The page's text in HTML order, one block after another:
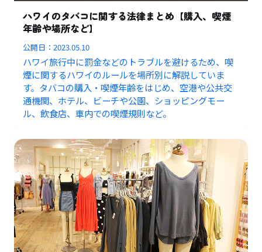
ハワイのタバコに関する法律まとめ【購入、喫煙
年齢や場所など】
公開日：2023.05.10
ハワイ旅行中に罰金などのトラブルを避けるため、喫
煙に関するハワイのルールを場所別に解説していま
す。タバコの購入・喫煙年齢をはじめ、空港や公共交
通機関、ホテル、ビーチや公園、ショッピングモー
ル、飲食店、車内での喫煙規則など。